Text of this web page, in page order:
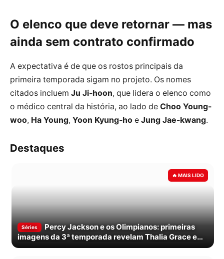
O elenco que deve retornar — mas
ainda sem contrato confirmado
A expectativa é de que os rostos principais da
primeira temporada sigam no projeto. Os nomes
citados incluem Ju Ji-hoon, que lidera o elenco como
o médico central da história, ao lado de Choo Young-
woo, Ha Young, Yoon Kyung-ho e Jung Jae-kwang.
Destaques
Séries
Percy Jackson e os Olimpianos: primeiras
imagens da 3ª temporada revelam Thalia Grace e
confirmam estreia em novembro